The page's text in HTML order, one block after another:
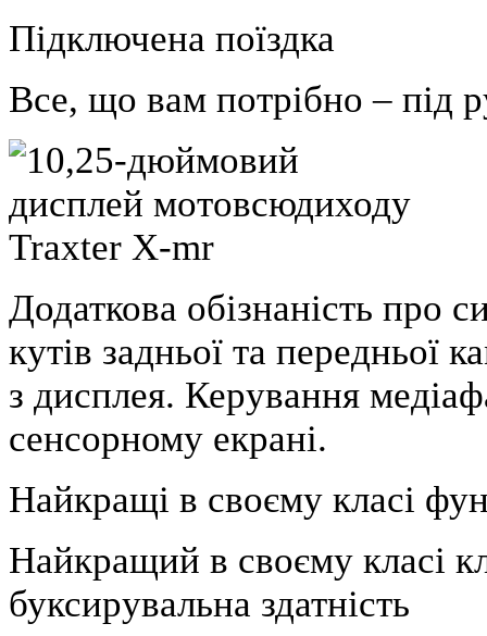
Підключена поїздка
Все, що вам потрібно – під
Додаткова обізнаність про
кутів задньої та передньої
з дисплея. Керування
сенсорному екрані.
Найкращі в своєму класі
Найкращий в своєму класі
буксирувальна здатність